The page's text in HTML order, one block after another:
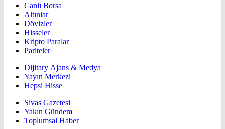
Canlı Borsa
Altınlar
Dövizler
Hisseler
Kripto Paralar
Pariteler
Dijitary Ajans & Medya
Yayın Merkezi
Hepsi Hisse
Sivas Gazetesi
Yakın Gündem
Toplumsal Haber